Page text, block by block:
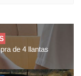
de 4 llantas